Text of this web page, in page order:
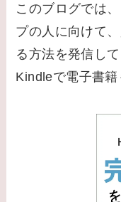
このブログでは
プの人に向けて
る方法を発信して
Kindleで電子書籍